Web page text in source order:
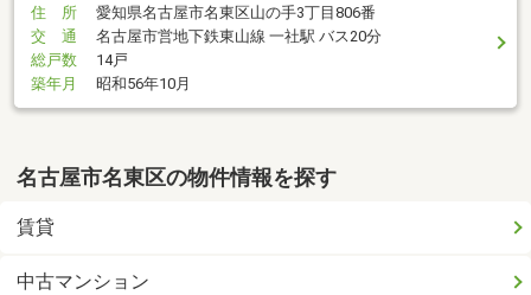
住 所
愛知県名古屋市名東区山の手3丁目806番
交 通
名古屋市営地下鉄東山線 一社駅 バス20分
総戸数
14戸
築年月
昭和56年10月
名古屋市名東区の物件情報を探す
賃貸
中古マンション